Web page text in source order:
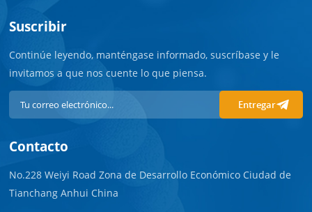
Suscribir
Continúe leyendo, manténgase informado, suscríbase y le
invitamos a que nos cuente lo que piensa.
Entregar
Contacto
No.228 Weiyi Road Zona de Desarrollo Económico Ciudad de
Tianchang Anhui China